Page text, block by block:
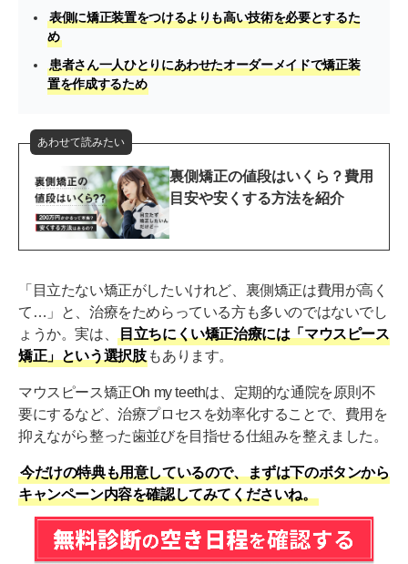
表側に矯正装置をつけるよりも高い技術を必要とするた
め
患者さん一人ひとりにあわせたオーダーメイドで矯正装
置を作成するため
あわせて読みたい
裏側矯正の値段はいくら？費用
目安や安くする方法を紹介
「目立たない矯正がしたいけれど、裏側矯正は費用が高く
て…」と、治療をためらっている方も多いのではないでし
ょうか。実は、
目立ちにくい矯正治療には「マウスピース
矯正」という選択肢 もあります。
マウスピース矯正Oh my teethは、定期的な通院を原則不
要にするなど、治療プロセスを効率化することで、費用を
抑えながら整った歯並びを目指せる仕組みを整えました。
今だけの特典も用意しているので、まずは下のボタンから
キャンペーン内容を確認してみてくださいね。